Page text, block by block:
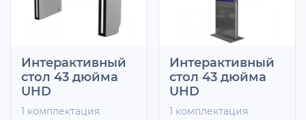
Интерактивный
стол 43 дюйма
UHD
1 комплектация
Интерактивный
стол 43 дюйма
UHD
1 комплектация